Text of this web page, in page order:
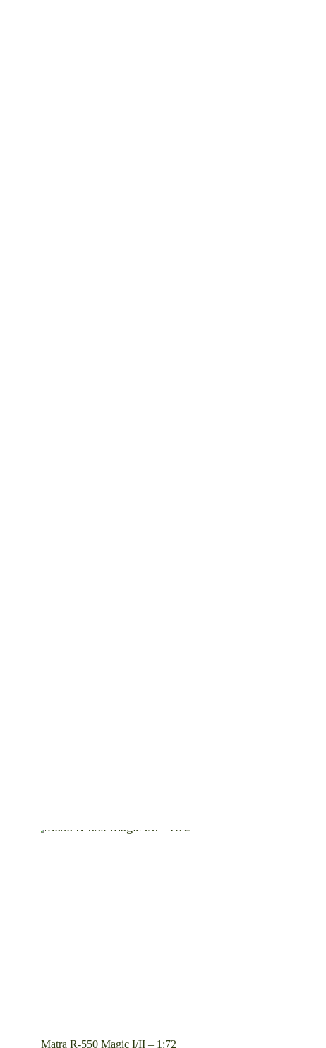
Matra R-550 Magic I/II – 1:72